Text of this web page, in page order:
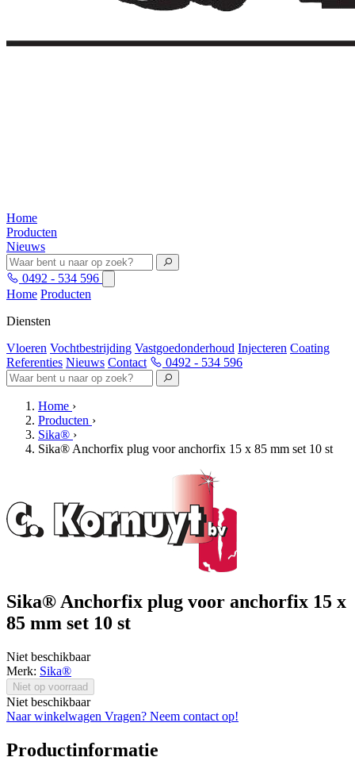
Home
Producten
Nieuws
0492 - 534 596
Home Producten
Diensten
Vloeren Vochtbestrijding Vastgoedonderhoud Injecteren Coating
Referenties Nieuws Contact 0492 - 534 596
Home ›
Producten ›
Sika® ›
Sika® Anchorfix plug voor anchorfix 15 x 85 mm set 10 st
Sika® Anchorfix plug voor anchorfix 15 x
85 mm set 10 st
Niet beschikbaar
Merk: Sika®
Niet op voorraad
Niet beschikbaar
Naar winkelwagen Vragen? Neem contact op!
Productinformatie